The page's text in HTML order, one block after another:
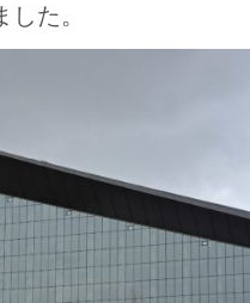
た。